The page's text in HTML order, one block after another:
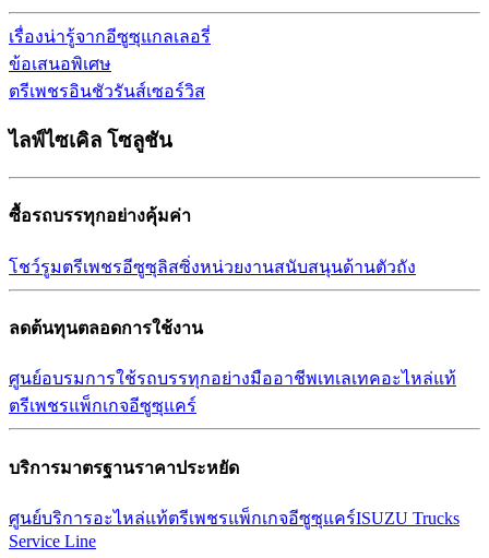
เรื่องน่ารู้จากอีซูซุแกลเลอรี่
ข้อเสนอพิเศษ
ตรีเพชรอินชัวรันส์เซอร์วิส
ไลฟ์ไซเคิล โซลูชัน
ซื้อรถบรรทุกอย่างคุ้มค่า
โชว์รูมตรีเพชรอีซูซุลิสซิ่งหน่วยงานสนับสนุนด้านตัวถัง
ลดต้นทุนตลอดการใช้งาน
ศูนย์อบรมการใช้รถบรรทุกอย่างมืออาชีพเทเลเทคอะไหล่แท้
ตรีเพชรแพ็กเกจอีซูซุแคร์
บริการมาตรฐานราคาประหยัด
ศูนย์บริการอะไหล่แท้ตรีเพชรแพ็กเกจอีซูซุแคร์ISUZU Trucks
Service Line